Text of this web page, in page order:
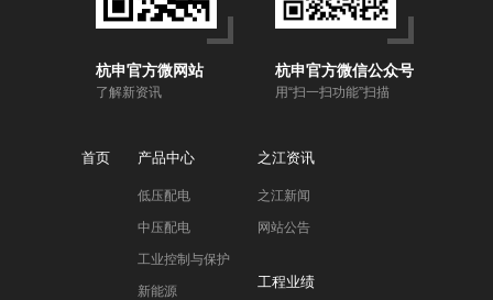
杭申官方微网站
了解新资讯
杭申官方微信公众号
用“扫一扫功能”扫描
首页 产品中心
低压配电
中压配电
工业控制与保护
新能源
之江资讯
之江新闻
网站公告
工程业绩